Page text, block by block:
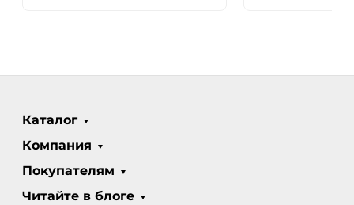
Каталог
Компания
Покупателям
Читайте в блоге